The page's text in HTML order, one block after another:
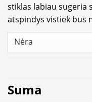
stiklas labiau sugeria
atspindys vistiek bus
Suma